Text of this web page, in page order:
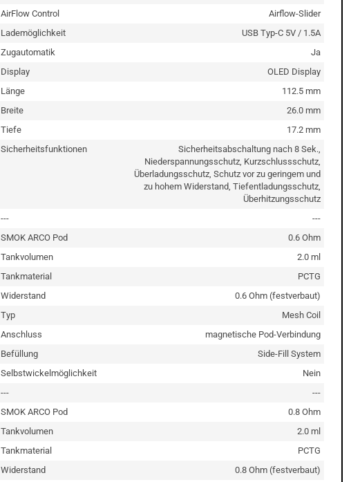
AirFlow Control
Airflow-Slider
Lademöglichkeit
USB Typ-C 5V / 1.5A
Zugautomatik
Ja
Display
OLED Display
Länge
112.5 mm
Breite
26.0 mm
Tiefe
17.2 mm
Sicherheitsfunktionen
Sicherheitsabschaltung nach 8 Sek.,
Niederspannungsschutz, Kurzschlussschutz,
Überladungsschutz, Schutz vor zu geringem und
zu hohem Widerstand, Tiefentladungsschutz,
Überhitzungsschutz
---
---
SMOK ARCO Pod
0.6 Ohm
Tankvolumen
2.0 ml
Tankmaterial
PCTG
Widerstand
0.6 Ohm (festverbaut)
Typ
Mesh Coil
Anschluss
magnetische Pod-Verbindung
Befüllung
Side-Fill System
Selbstwickelmöglichkeit
Nein
---
---
SMOK ARCO Pod
0.8 Ohm
Tankvolumen
2.0 ml
Tankmaterial
PCTG
Widerstand
0.8 Ohm (festverbaut)